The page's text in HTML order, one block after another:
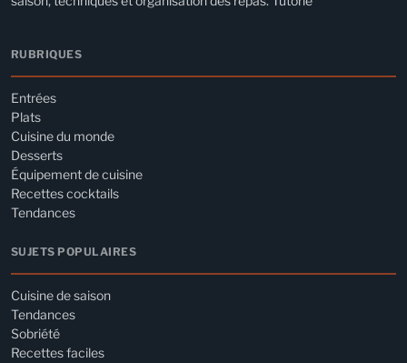
RUBRIQUES
Entrées
Plats
Cuisine du monde
Desserts
Équipement de cuisine
Recettes cocktails
Tendances
SUJETS POPULAIRES
Cuisine de saison
Tendances
Sobriété
Recettes faciles